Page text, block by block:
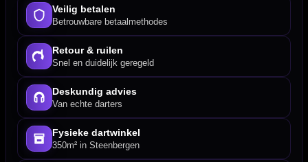
Veilig betalen
Betrouwbare betaalmethodes
Retour & ruilen
Snel en duidelijk geregeld
Deskundig advies
Van echte darters
Fysieke dartwinkel
350m² in Steenbergen